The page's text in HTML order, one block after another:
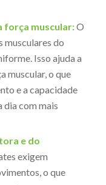
força muscular:O
musculares do
Isso ajuda a
muscular, o que
e a capacidade
dia com mais
e do
exigem
o que